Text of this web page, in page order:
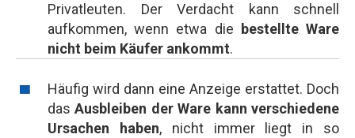
Privatleuten. Der Verdacht kann schnell
aufkommen, wenn etwa die
bestellte Ware
nicht beim Käufer ankommt.
Häufig wird dann eine Anzeige erstattet. Doch
dasAusbleiben der Ware kann verschiedene
Ursachen haben, nicht immer liegt in so